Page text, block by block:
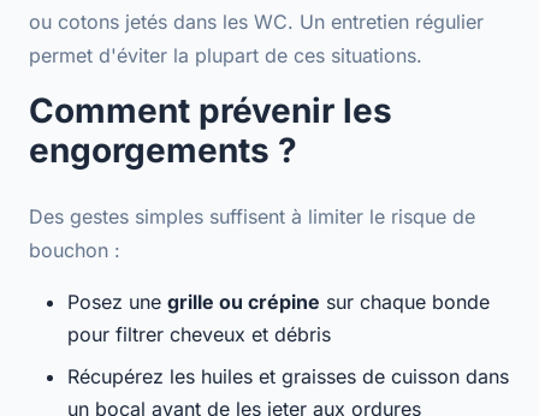
ou cotons jetés dans les WC. Un entretien régulier
permet d'éviter la plupart de ces situations.
Comment prévenir les
engorgements ?
Des gestes simples suffisent à limiter le risque de
bouchon :
Posez une grille ou crépine sur chaque bonde
pour filtrer cheveux et débris
Récupérez les huiles et graisses de cuisson dans
un bocal avant de les jeter aux ordures